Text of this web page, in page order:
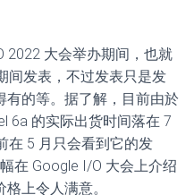
2022 大会举办期间，也就
间发表，不过发表只是发
有的等。据了解，目前由於
6a 的实际出货时间落在 7
在 5 月只会看到它的发
在 Google I/O 大会上介绍
上令人满意。